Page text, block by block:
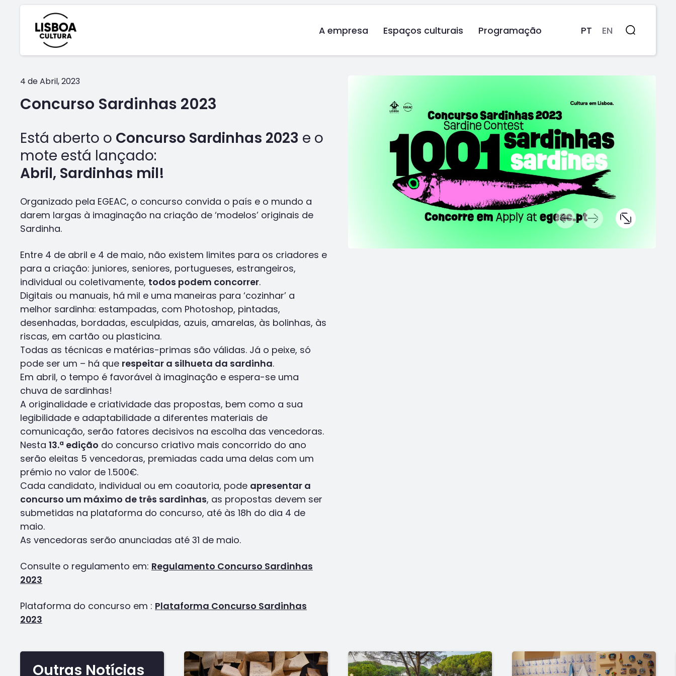
A empresa Espaços culturais Programação PT EN Pesquisa
4 de Abril, 2023
Concurso Sardinhas 2023
Está aberto o Concurso Sardinhas 2023 e o
mote está lançado:
Abril, Sardinhas mil!
Organizado pela EGEAC, o concurso convida o país e o mundo a
darem largas à imaginação na criação de ‘modelos’ originais de
Sardinha.
Entre 4 de abril e 4 de maio, não existem limites para os criadores e
para a criação: juniores, seniores, portugueses, estrangeiros,
individual ou coletivamente, todos podem concorrer.
Digitais ou manuais, há mil e uma maneiras para ‘cozinhar’ a
melhor sardinha: estampadas, com Photoshop, pintadas,
desenhadas, bordadas, esculpidas, azuis, amarelas, às bolinhas, às
riscas, em cartão ou plasticina.
Todas as técnicas e matérias-primas são válidas. Já o peixe, só
pode ser um – há que respeitar a silhueta da sardinha.
Em abril, o tempo é favorável à imaginação e espera-se uma
chuva de sardinhas!
A originalidade e criatividade das propostas, bem como a sua
legibilidade e adaptabilidade a diferentes materiais de
comunicação, serão fatores decisivos na escolha das vencedoras.
Nesta 13.ª edição do concurso criativo mais concorrido do ano
serão eleitas 5 vencedoras, premiadas cada uma delas com um
prémio no valor de 1.500€.
Cada candidato, individual ou em coautoria, pode apresentar a
concurso um máximo de três sardinhas, as propostas devem ser
submetidas na plataforma do concurso, até às 18h do dia 4 de
maio.
As vencedoras serão anunciadas até 31 de maio.
Consulte o regulamento em: Regulamento Concurso Sardinhas
2023
Plataforma do concurso em : Plataforma Concurso Sardinhas
2023
Outras Notícias